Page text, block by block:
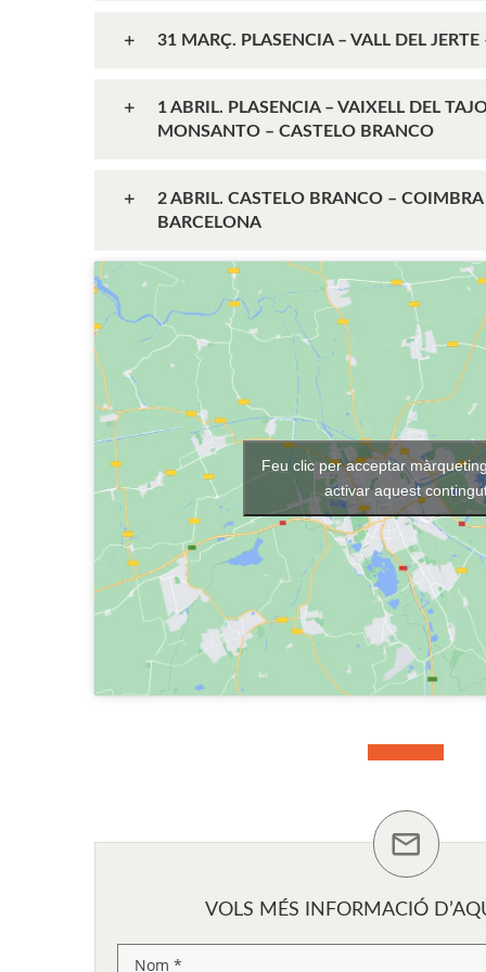
31 MARÇ. PLASENCIA – VALL DEL
1 ABRIL. PLASENCIA – VAIXELL DEL
MONSANTO – CASTELO BRANCO
2 ABRIL. CASTELO BRANCO –
BARCELONA
Feu clic per acceptar
activar aquest
VOLS MÉS INFORMACIÓ